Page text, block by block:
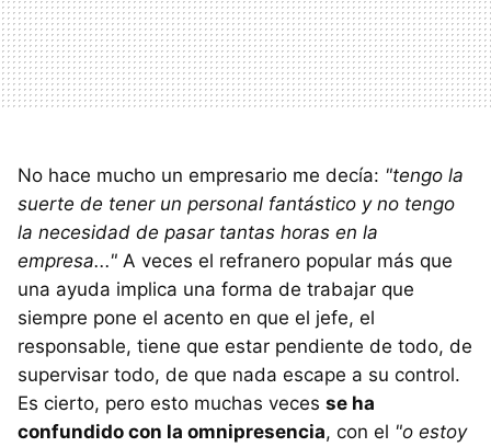
No hace mucho un empresario me decía: "tengo la
suerte de tener un personal fantástico y no tengo
la necesidad de pasar tantas horas en la
empresa..." A veces el refranero popular más que
una ayuda implica una forma de trabajar que
siempre pone el acento en que el jefe, el
responsable, tiene que estar pendiente de todo, de
supervisar todo, de que nada escape a su control.
Es cierto, pero esto muchas veces se ha
confundido con la omnipresencia, con el "o estoy